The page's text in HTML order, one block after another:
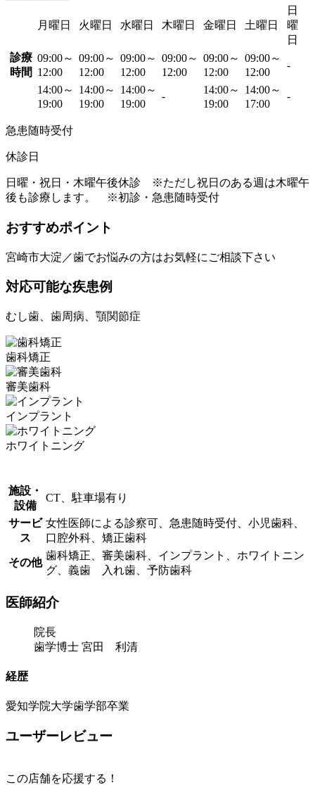
月曜日 火曜日 水曜日 木曜日 金曜日 土曜日
日
曜
日
診療
時間
09:00～
12:00
09:00～
12:00
09:00～
12:00
09:00～
12:00
09:00～
12:00
09:00～
12:00
-
14:00～
19:00
14:00～
19:00
14:00～
19:00
-
14:00～
19:00
14:00～
17:00
-
急患随時受付
休診日
日曜・祝日・木曜午後休診 ※ただし祝日のある週は木曜午
後も診療します。 ※初診・急患随時受付
おすすめポイント
宮崎市大淀／歯でお悩みの方はお気軽にご相談下さい
対応可能な疾患例
むし歯、歯周病、顎関節症
歯科矯正
審美歯科
インプラント
ホワイトニング
施設・
設備
CT、駐車場有り
サービ
ス
女性医師による診察可、急患随時受付、小児歯科、
口腔外科、矯正歯科
その他
歯科矯正、審美歯科、インプラント、ホワイトニン
グ、義歯 入れ歯、予防歯科
医師紹介
院長
歯学博士 宮田 利清
経歴
愛知学院大学歯学部卒業
ユーザーレビュー
この店舗を応援する！